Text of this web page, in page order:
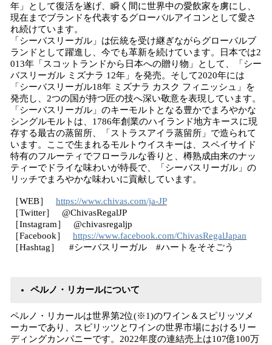
年」として復活を遂げ、瞬く間に世界中の愛飲家を虜にし、
現在までブランドを代表するグローバルアイコンとして愛さ
れ続けています。
「シーバスリーガル」は伝統を受け継ぎながらグローバルブ
ランドとして躍進し、今でも革新を続けています。日本では2
013年「スコットランドから日本への贈り物」として、「シー
バスリーガル ミズナラ 12年」を発売。そして2020年には
「シーバスリーガル18年 ミズナラ カスク フィニッシュ」を
発売し、2つの国が持つ匠の技へ深い敬意を表現しています。
「シーバスリーガル」のキーモルトとなる豊かでまろやかな
シングルモルトは、1786年創業のハイランド地方キースに現
存する最古の蒸留所、「ストラスアイラ蒸留所」で造られて
います。ここで生まれるモルトウイスキーは、スペイサイド
特有のフルーティでフローラルな香りと、樽熟成由来のナッ
ティーでドライな味わいが特長で、「シーバスリーガル」の
リッチでまろやかな味わいに貢献しています。
［WEB］ https://www.chivas.com/ja-JP
［Twitter］ @ChivasRegalJP
［Instagram］ @chivasregaljp
［Facebook］ https://www.facebook.com/ChivasRegalJapan
［Hashtag］ #シーバスリーガル #ハートをそそごう
ペルノ・リカールについて
ペルノ・リカールは世界第2位(※1)のワイン＆スピリッツメ
ーカーであり、スピリッツとワインの世界市場におけるリー
ディングカンパニーです。2022年度の連結売上は107億100万